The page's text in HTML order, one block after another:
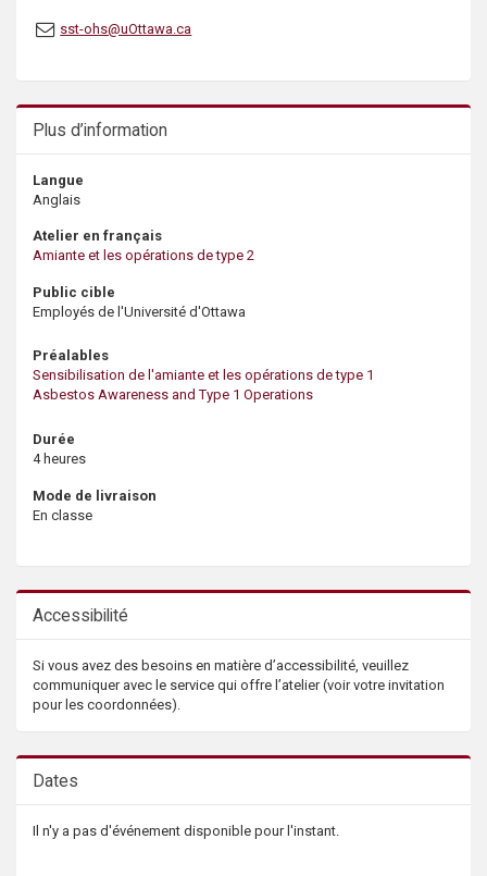
sst-ohs@uOttawa.ca
Plus d’information
Langue
Anglais
Atelier en français
Amiante et les opérations de type 2
Public cible
Employés de l'Université d'Ottawa
Préalables
Sensibilisation de l'amiante et les opérations de type 1
Asbestos Awareness and Type 1 Operations
Durée
4 heures
Mode de livraison
En classe
Accessibilité
Si vous avez des besoins en matière d’accessibilité, veuillez
communiquer avec le service qui offre l’atelier (voir votre invitation
pour les coordonnées).
Dates
Il n'y a pas d'événement disponible pour l'instant.